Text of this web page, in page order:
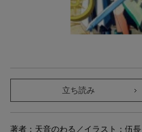
立ち読み
著者：天音のわる／イラスト：伍長